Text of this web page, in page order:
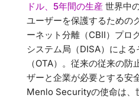
ドル、5年間の生産 世界中
ユーザーを保護するための
ーネット分離（CBII）プロ
システム局（DISA）によ
（OTA）。従来の従来の
ザーと企業が必要とする安
Menlo Securityの使命は、